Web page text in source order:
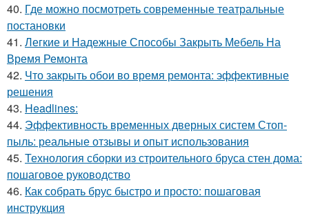
40. Где можно посмотреть современные театральные
постановки
41. Легкие и Надежные Способы Закрыть Мебель На
Время Ремонта
42. Что закрыть обои во время ремонта: эффективные
решения
43. Headlines:
44. Эффективность временных дверных систем Стоп-
пыль: реальные отзывы и опыт использования
45. Технология сборки из строительного бруса стен дома:
пошаговое руководство
46. Как собрать брус быстро и просто: пошаговая
инструкция